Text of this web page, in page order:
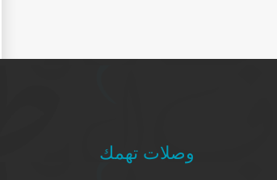
وصلات تهمك